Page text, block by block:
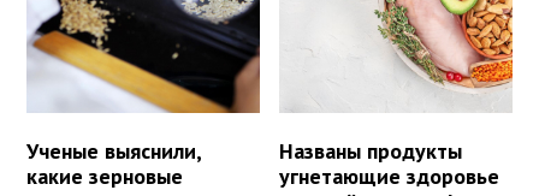
Ученые выяснили,
какие зерновые
Названы продукты
угнетающие здоровье